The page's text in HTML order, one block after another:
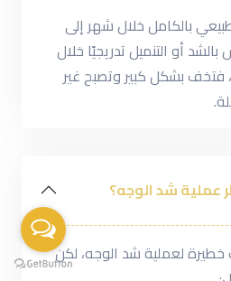
بالكامل خلال شهر إلى
أو التنميل تدريجيًا خلال
فتخف بشكل كبير وتصبح غير
عملية شد الوجه؟
لعملية شد الوجه، لكن